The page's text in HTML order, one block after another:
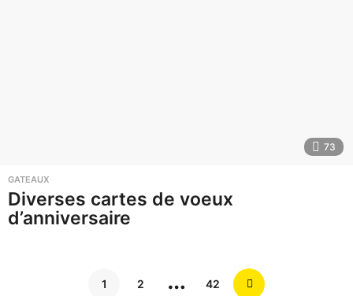
73
GATEAUX
Diverses cartes de voeux
d’anniversaire
1 2 … 42